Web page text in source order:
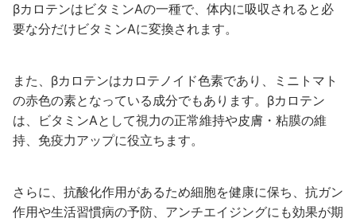
βカロテンはビタミンAの一種で、体内に吸収されると必
要な分だけビタミンAに変換されます。
また、βカロテンはカロテノイド色素であり、ミニトマト
の赤色の素となっている成分でもあります。βカロテン
は、ビタミンAとして視力の正常維持や皮膚・粘膜の維
持、免疫力アップに役立ちます。
さらに、抗酸化作用があるため細胞を健康に保ち、抗ガン
作用や生活習慣病の予防、アンチエイジングにも効果が期